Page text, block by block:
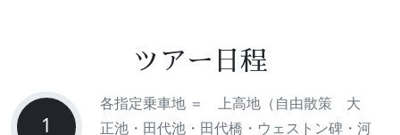
ツアー日程
1
各指定乗車地 ＝ 上高地（自由散策 大
正池・田代池・田代橋・ウェストン碑・河